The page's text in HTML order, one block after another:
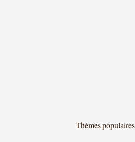
Thèmes populaires